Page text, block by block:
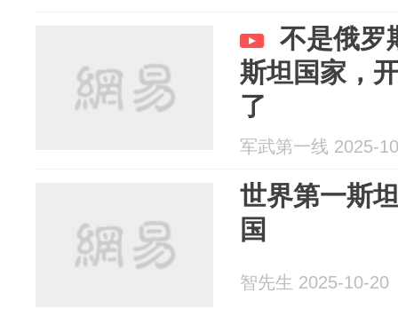
不是俄罗
斯坦国家，
了
军武第一线 2025-
世界第一斯
国
智先生 2025-10-20